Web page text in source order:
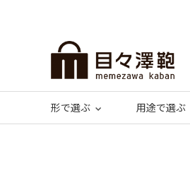
形で選ぶ 用途で選ぶ